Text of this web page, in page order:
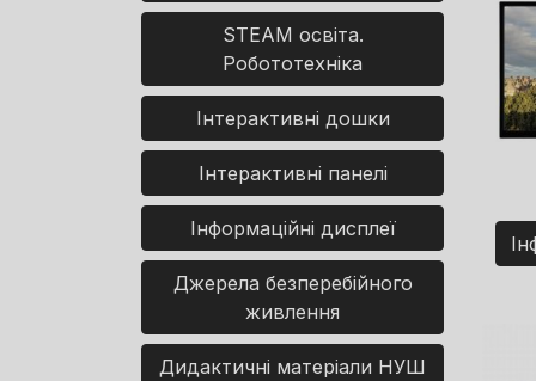
STEAM освіта.
Робототехніка
Інтерактивні дошки
Інтерактивні панелі
Інформаційні дисплеї
Джерела безперебійного
живлення
Дидактичні матеріали НУШ